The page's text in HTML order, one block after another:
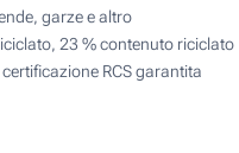
garze e altro
23 % contenuto riciclato
RCS garantita